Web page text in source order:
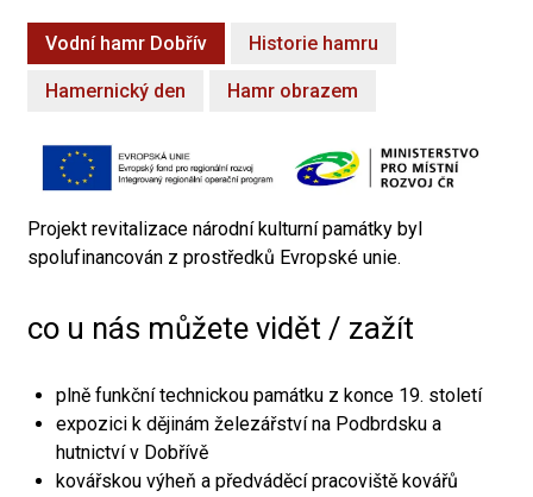
Vodní hamr Dobřív Historie hamru
Hamernický den Hamr obrazem
Projekt revitalizace národní kulturní památky byl
spolufinancován z prostředků Evropské unie.
co u nás můžete vidět / zažít
plně funkční technickou památku z konce 19. století
expozici k dějinám železářství na Podbrdsku a
hutnictví v Dobřívě
kovářskou výheň a předváděcí pracoviště kovářů